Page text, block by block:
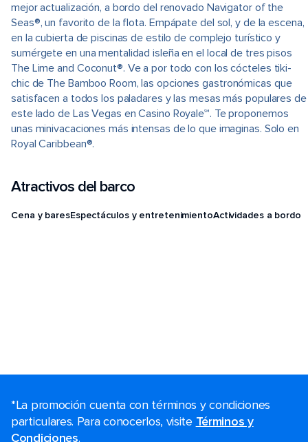
mejor actualización, a bordo del renovado Navigator of the
Seas®, un favorito de la flota. Empápate del sol, y de la escena,
en la cubierta de piscinas de estilo de complejo turístico y
sumérgete en una mentalidad isleña en el local de tres pisos
The Lime and Coconut®. Ve a por todo con los cócteles tiki-
chic de The Bamboo Room, las opciones gastronómicas que
satisfacen a todos los paladares y las mesas más populares de
este lado de Las Vegas en Casino Royale℠. Te proponemos
unas minivacaciones más intensas de lo que imaginas. Solo en
Royal Caribbean®.
Atractivos del barco
Cena y baresEspectáculos y entretenimientoActividades a bordo
*La promoción cuenta con términos y condiciones
particulares. Para conocerlos, visite Términos y
Condiciones.